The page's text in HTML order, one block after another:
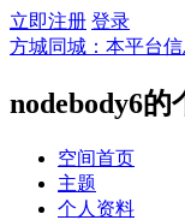
立即注册 登录
方城同城：本平台
nodebody6的
空间首页
主题
个人资料